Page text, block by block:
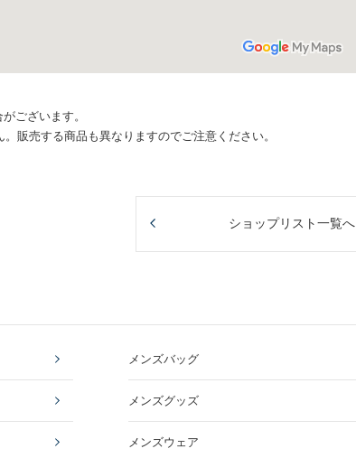
ございます。
販売する商品も異なりますのでご注意ください。
ショップリスト一覧へ
メンズバッグ
メンズグッズ
メンズウェア